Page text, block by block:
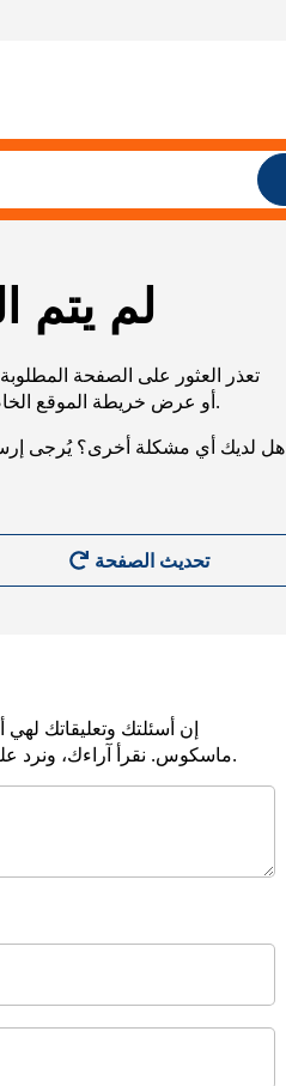
لم يتم
تعذر العثور على الصفحة
URL، أو عرض خريطة الموقع الخاصة بنا لمساعدتك في العثور على ما تريد.
هل لديك أي مشكلة أخرى؟ يُرجى
إن أسئلتك وتعليقاتك
ماسكوس. نقرأ آراءك، ونرد عليها، بناء على طلبكم في أسرع وقت ممكن.